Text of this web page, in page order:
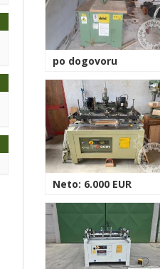
po dogovoru
Neto: 6.000 EUR